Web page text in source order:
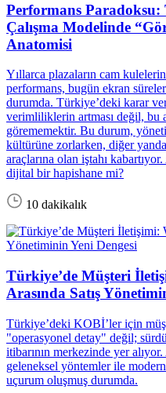
Performans
Çalışma Modelinde
Anatomisi
Yıllarca plazaların cam
performans, bugün ekran süreleri
durumda. Türkiye’deki karar
verimliliklerin artması değil, bu
görememektir. Bu durum,
kültürüne zorlarken, diğer
araçlarına olan iştahı
dijital bir hapishane mi?
10 dakikalık
Türkiye’de Müşteri
Arasında Satış
Türkiye’deki KOBİ’ler için
"operasyonel detay" değil;
itibarının merkezinde yer
geleneksel yöntemler ile
uçurum oluşmuş durumda.